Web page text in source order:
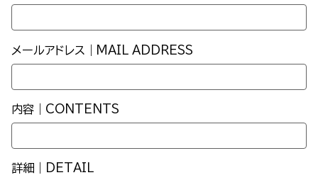
メールアドレス｜MAIL ADDRESS
内容｜CONTENTS
詳細｜DETAIL